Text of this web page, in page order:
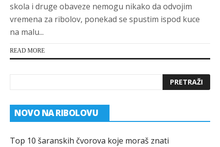
skola i druge obaveze nemogu nikako da odvojim
vremena za ribolov, ponekad se spustim ispod kuce
na malu...
READ MORE
NOVO NA RIBOLOVU
Top 10 šaranskih čvorova koje moraš znati